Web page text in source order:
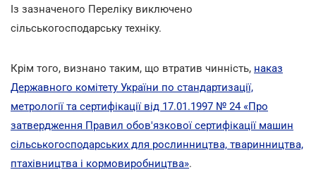
Із зазначеного Переліку виключено
сільськогосподарську техніку.
Крім того, визнано таким, що втратив чинність, наказ
Державного комітету України по стандартизації,
метрології та сертифікації від 17.01.1997 № 24 «Про
затвердження Правил обов'язкової сертифікації машин
сільськогосподарських для рослинництва, тваринництва,
птахівництва і кормовиробництва».